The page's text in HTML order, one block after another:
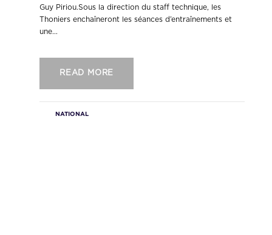
Guy Piriou.Sous la direction du staff technique, les
Thoniers enchaîneront les séances d’entraînements et
une...
READ MORE
NATIONAL